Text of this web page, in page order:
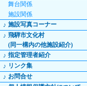
舞台関係
施設関係
♪ 施設写真コーナー
♪ 飛騨市文化村
(同一構内の他施設紹介)
♪ 指定管理者紹介
♪ リンク集
♪ お問合せ